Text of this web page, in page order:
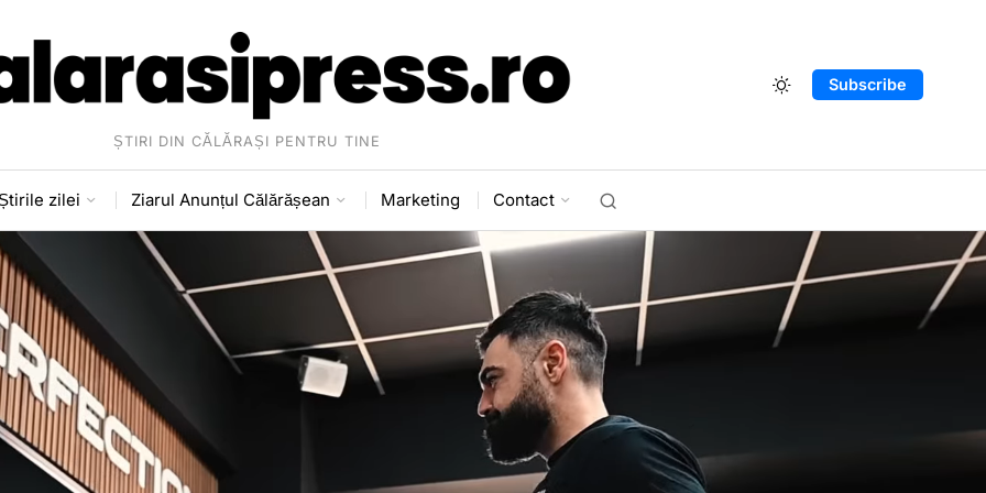
ȘTIRI DIN CĂLĂRAȘI PENTRU TINE
Subscribe
zilei Ziarul Anunțul Călărășean Marketing Contact